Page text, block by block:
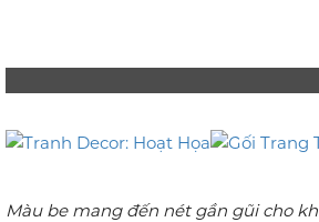
Màu be mang đến nét gần gũi cho